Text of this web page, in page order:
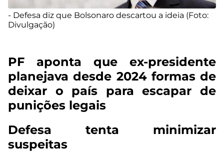
- Defesa diz que Bolsonaro descartou a ideia (Foto:
Divulgação)
PF aponta que ex-presidente
planejava desde 2024 formas de
deixar o país para escapar de
punições legais
Defesa tenta minimizar
suspeitas